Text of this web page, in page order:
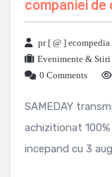
companiei de
pr [ @ ] ecompedia
Evenimente & Stiri
0 Comments
SAMEDAY
achizitionat
incepand cu 3